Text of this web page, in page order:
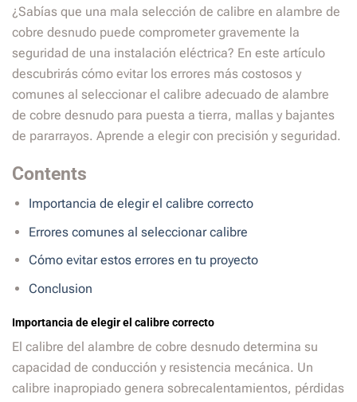
¿Sabías que una mala selección de calibre en alambre de
cobre desnudo puede comprometer gravemente la
seguridad de una instalación eléctrica? En este artículo
descubrirás cómo evitar los errores más costosos y
comunes al seleccionar el calibre adecuado de alambre
de cobre desnudo para puesta a tierra, mallas y bajantes
de pararrayos. Aprende a elegir con precisión y seguridad.
Contents
Importancia de elegir el calibre correcto
Errores comunes al seleccionar calibre
Cómo evitar estos errores en tu proyecto
Conclusion
Importancia de elegir el calibre correcto
El calibre del alambre de cobre desnudo determina su
capacidad de conducción y resistencia mecánica. Un
calibre inapropiado genera sobrecalentamientos, pérdidas